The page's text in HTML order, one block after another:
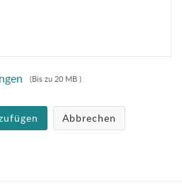
(Bis zu 20 MB )
Abbrechen